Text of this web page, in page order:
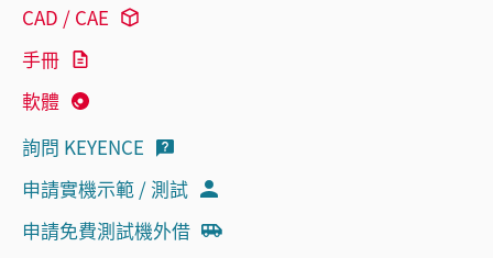
CAD / CAE
手冊
軟體
詢問 KEYENCE
申請實機示範 / 測試
申請免費測試機外借